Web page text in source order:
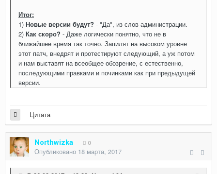
Итог:
1) Новые версии будут? - "Да", из слов администрации.
2) Как скоро? - Даже логически понятно, что не в
ближайшее время так точно. Запилят на высоком уровне
этот патч, внедрят и протестируют следующий, а уж потом
и нам выставят на всеобщее обозрение, с естественно,
последующими правками и починками как при предыдущей
версии.
Цитата
Northwizka 0
Опубликовано 18 марта, 2017